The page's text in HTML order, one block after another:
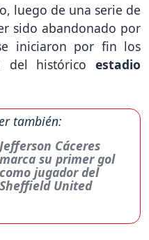
luego de una serie de
sido abandonado por
iniciaron por fin los
del histórico estadio
también:
Jefferson Cáceres
marca su primer gol
como jugador del
Sheffield United